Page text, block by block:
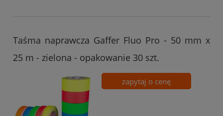
Taśma naprawcza Gaffer Fluo Pro - 50 mm x
25 m - zielona - opakowanie 30 szt.
zapytaj o cenę